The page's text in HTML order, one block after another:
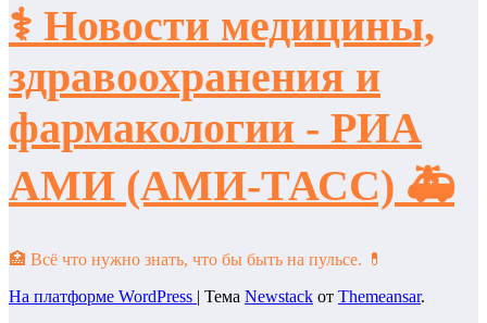
⚕️ Новости медицины,
здравоохранения и
фармакологии - РИА
АМИ (АМИ-ТАСС) 🚑
🏥 Всё что нужно знать, что бы быть на пульсе. 💊
На платформе WordPress
Тема Newstack от Themeansar.